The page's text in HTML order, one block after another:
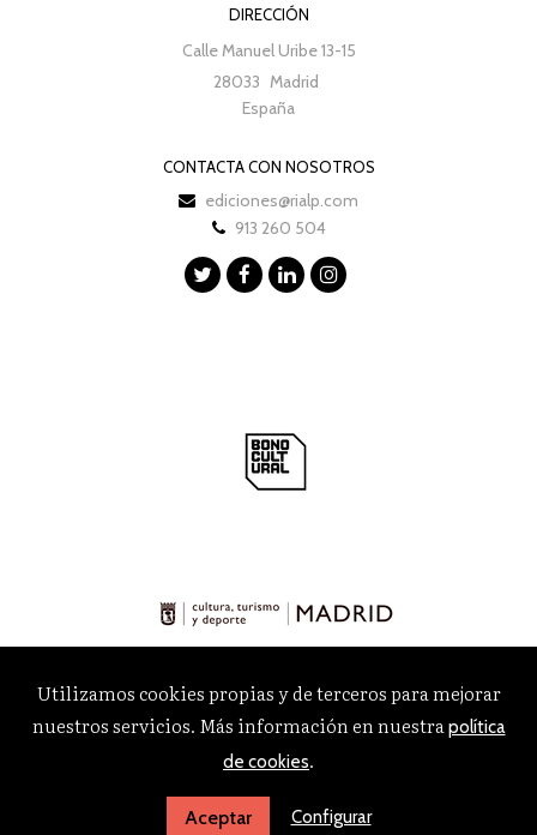
DIRECCIÓN
Calle Manuel Uribe 13-15
28033 Madrid
España
CONTACTA CON NOSOTROS
ediciones@rialp.com
913 260 504
Utilizamos cookies propias y de terceros para mejorar
nuestros servicios. Más información en nuestrapolítica
de cookies.
Aceptar Configurar